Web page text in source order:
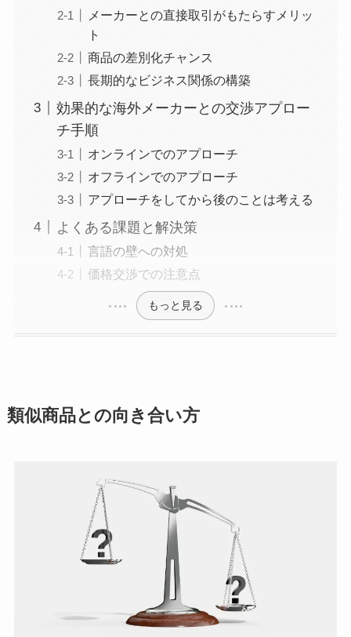
メーカーとの直接取引がもたらすメリッ
ト
商品の差別化チャンス
長期的なビジネス関係の構築
効果的な海外メーカーとの交渉アプロー
チ手順
オンラインでのアプローチ
オフラインでのアプローチ
アプローチをしてから後のことは考える
よくある課題と解決策
言語の壁への対処
価格交渉での注意点
もっと見る
類似商品との向き合い方